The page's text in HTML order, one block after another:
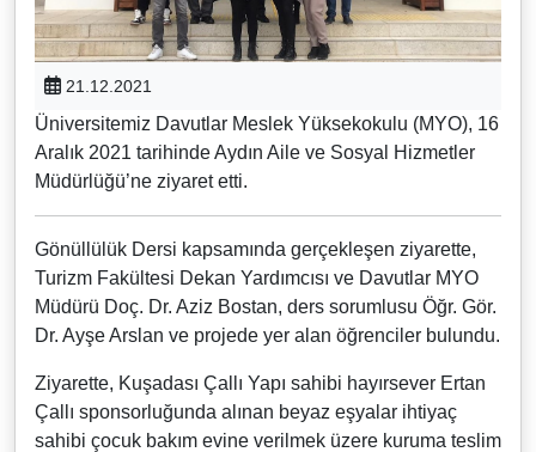
21.12.2021
Üniversitemiz Davutlar Meslek Yüksekokulu (MYO), 16
Aralık 2021 tarihinde Aydın Aile ve Sosyal Hizmetler
Müdürlüğü’ne ziyaret etti.
Gönüllülük Dersi kapsamında gerçekleşen ziyarette,
Turizm Fakültesi Dekan Yardımcısı ve Davutlar MYO
Müdürü Doç. Dr. Aziz Bostan, ders sorumlusu Öğr. Gör.
Dr. Ayşe Arslan ve projede yer alan öğrenciler bulundu.
Ziyarette, Kuşadası Çallı Yapı sahibi hayırsever Ertan
Çallı sponsorluğunda alınan beyaz eşyalar ihtiyaç
sahibi çocuk bakım evine verilmek üzere kuruma teslim